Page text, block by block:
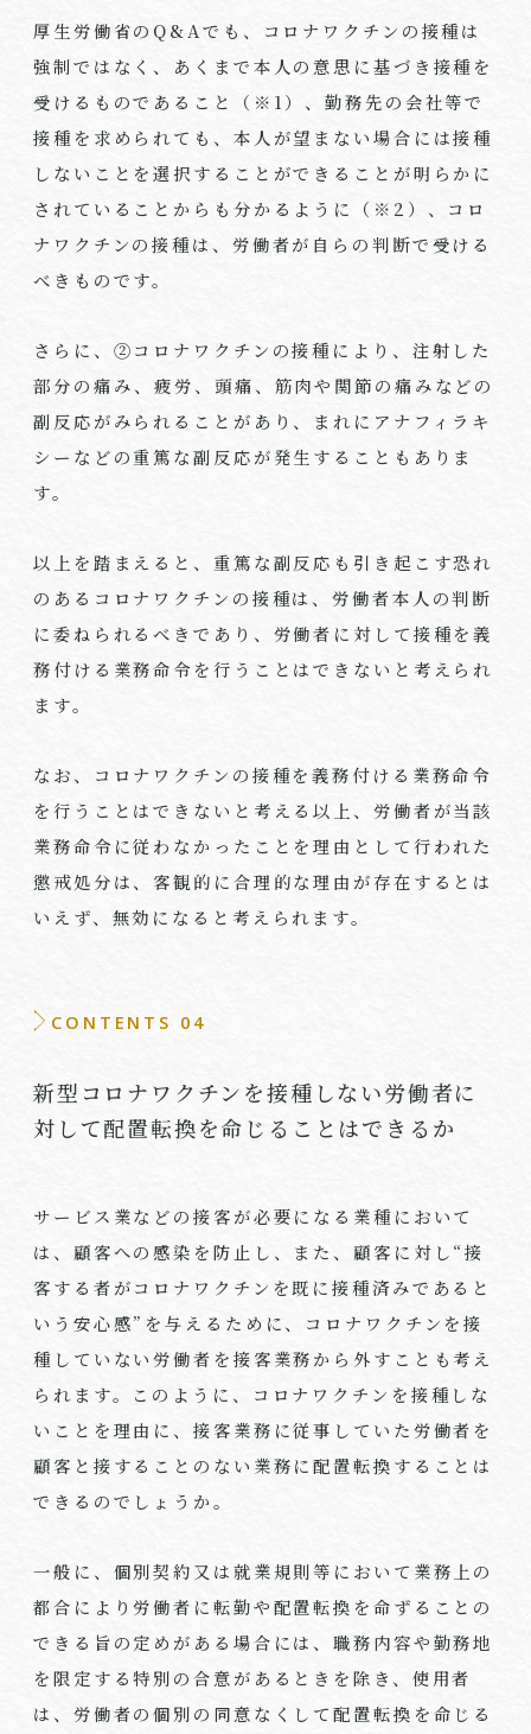
厚生労働省の Q&Aでも、コロナワクチンの接種は
強制ではなく、あくまで本人の意思に基づき接種を
受けるものであること（※ 1）、勤務先の会社等で
接種を求められても、本人が望まない場合には接種
しないことを選択することができることが明らかに
されていることからも分かるように（※ 2 ）、コロ
ナワクチンの接種は、労働者が自らの判断で受ける
べきものです。
さらに、②コロナワクチンの接種により、注射した
部分の痛み、疲労、頭痛、筋肉や関節の痛みなどの
副反応がみられることがあり、まれにアナフィラキ
シーなどの重篤な副反応が発生することもありま
す。
以上を踏まえると、重篤な副反応も引き起こす恐れ
のあるコロナワクチンの接種は、労働者本人の判断
に委ねられるべきであり、労働者に対して接種を義
務付ける業務命令を行うことはできないと考えられ
ます。
なお、コロナワクチンの接種を義務付ける業務命令
を行うことはできないと考える以上、労働者が当該
業務命令に従わなかったことを理由として行われた
懲戒処分は、客観的に合理的な理由が存在するとは
いえず、無効になると考えられます。
CONTENTS 04
新型コロナワクチンを接種しない労働者に
対して配置転換を命じることはできるか
サービス業などの接客が必要になる業種において
は、顧客への感染を防止し、また、顧客に対し“接
客する者がコロナワクチンを既に接種済みであると
いう安心感”を与えるために、コロナワクチンを接
種していない労働者を接客業務から外すことも考え
られます。このように、コロナワクチンを接種しな
いことを理由に、接客業務に従事していた労働者を
顧客と接することのない業務に配置転換することは
できるのでしょうか。
一般に、個別契約又は就業規則等において業務上の
都合により労働者に転勤や配置転換を命ずることの
できる旨の定めがある場合には、職務内容や勤務地
を限定する特別の合意があるときを除き、使用者
は、労働者の個別の同意なくして配置転換を命じる